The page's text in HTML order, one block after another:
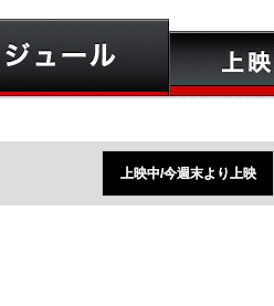
上映中/今週末より上映